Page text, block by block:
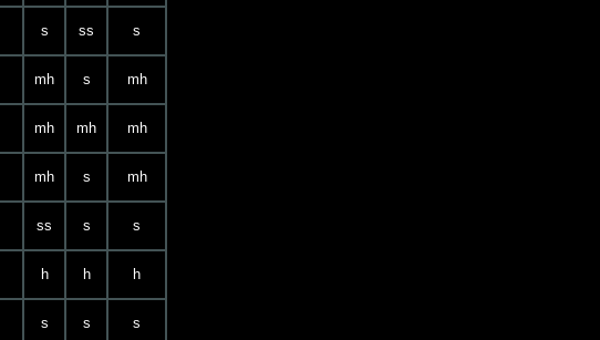
s ss s
mh s mh
mh mh mh
mh s mh
ss s s
h h h
s s s